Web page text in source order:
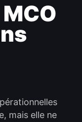
mais elle ne